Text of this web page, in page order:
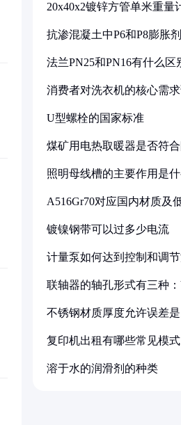
20x40x2镀锌方管单米重量
抗渗混凝土中P6和P8膨胀
法兰PN25和PN16有什么区
消费者对洗衣机的核心需
U型螺栓的国家标准
煤矿用电热取暖器是否符
照明母线槽的主要作用是
A516Gr70对应国内材质及
镀镍钢带可以过多少电流
计量泵如何达到控制和调
联轴器的轴孔形式有三种
不锈钢材质厚度允许误差
复印机出租有哪些常见模式
溶于水的润滑剂的种类